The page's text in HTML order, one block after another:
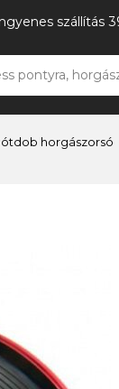
szállítás
horgászorsó